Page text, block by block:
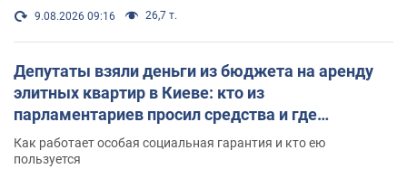
9.08.2026 09:16 26,7 т.
Депутаты взяли деньги из бюджета на аренду
элитных квартир в Киеве: кто из
парламентариев просил средства и где
поселился
Как работает особая социальная гарантия и кто ею
пользуется